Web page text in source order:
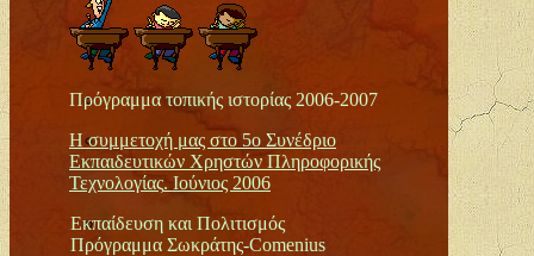
Πρόγραμμα τοπικής ιστορίας 2006-2007
Η συμμετοχή μας στο 5ο Συνέδριο
Εκπαιδευτικών Χρηστών Πληροφορικής
Τεχνολογίας. Ιούνιος 2006
Εκπαίδευση και Πολιτισμός
Πρόγραμμα Σωκράτης-Comenius